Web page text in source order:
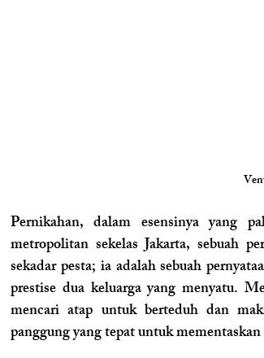
Pernikahan, dalam esensinya yang
metropolitan sekelas Jakarta, sebuah
sekadar pesta; ia adalah sebuah
prestise dua keluarga yang menyatu.
mencari atap untuk berteduh dan
panggung yang tepat untuk